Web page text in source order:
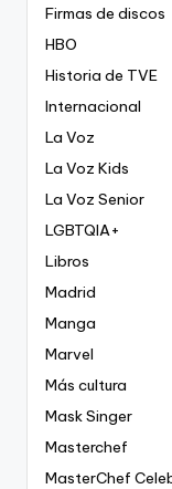
Firmas de discos
HBO
Historia de TVE
Internacional
La Voz
La Voz Kids
La Voz Senior
LGBTQIA+
Libros
Madrid
Manga
Marvel
Más cultura
Mask Singer
Masterchef
MasterChef